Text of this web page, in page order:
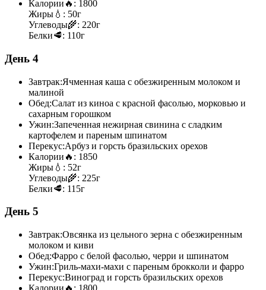
Калории 🔥: 1800
Жиры 💧: 50г
Углеводы🌾: 220г
Белки🥩: 110г
День 4
Завтрак:Ячменная каша с обезжиренным молоком и
малиной
Обед:Салат из киноа с красной фасолью, морковью и
сахарным горошком
Ужин:Запеченная нежирная свинина с сладким
картофелем и пареным шпинатом
Перекус:Арбуз и горсть бразильских орехов
Калории 🔥: 1850
Жиры 💧: 52г
Углеводы🌾: 225г
Белки🥩: 115г
День 5
Завтрак:Овсянка из цельного зерна с обезжиренным
молоком и киви
Обед:Фарро с белой фасолью, черри и шпинатом
Ужин:Гриль-махи-махи с пареным брокколи и фарро
Перекус:Виноград и горсть бразильских орехов